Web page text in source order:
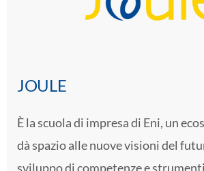
JOULE
È la scuola di impresa di Eni, un
dà spazio alle nuove visioni del
sviluppo di competenze e